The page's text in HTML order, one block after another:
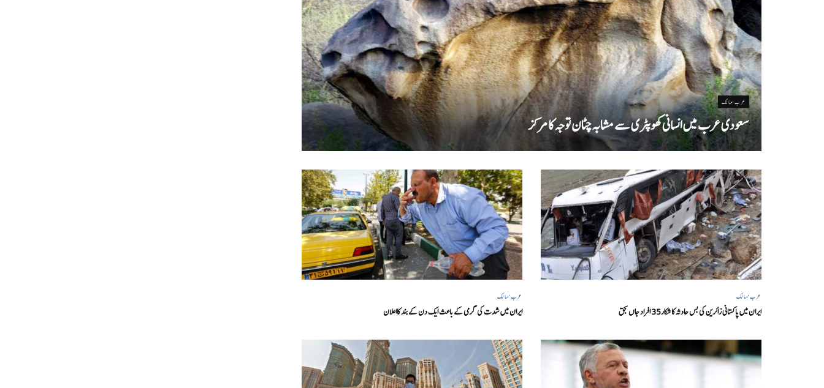
عرب ممالک
سعودی عرب میں انسانی کھوپٹری سے مشابہ چٹان توجہ کا مرکز
عرب ممالک
ایران میں پاکستانی زائرین کی بس حادثہ کا شکار35 افراد جاں بحق
عرب ممالک
ایران میں شدت کی گرمی کے باعث ایک دن کے بند کااعلان